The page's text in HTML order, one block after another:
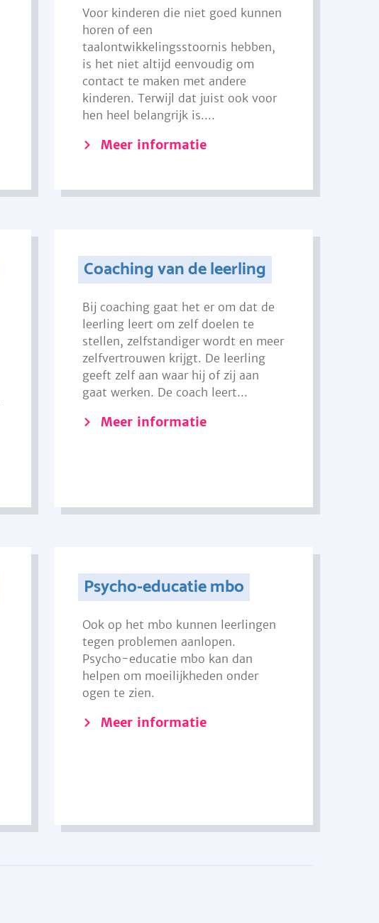
Voor kinderen die niet goed kunnen
horen of een
taalontwikkelingsstoornis hebben,
is het niet altijd eenvoudig om
contact te maken met andere
kinderen. Terwijl dat juist ook voor
hen heel belangrijk is....
Meer informatie
Coaching van de leerling
Bij coaching gaat het er om dat de
leerling leert om zelf doelen te
stellen, zelfstandiger wordt en meer
zelfvertrouwen krijgt. De leerling
geeft zelf aan waar hij of zij aan
gaat werken. De coach leert...
Meer informatie
Psycho-educatie mbo
Ook op het mbo kunnen leerlingen
tegen problemen aanlopen.
Psycho-educatie mbo kan dan
helpen om moeilijkheden onder
ogen te zien.
Meer informatie